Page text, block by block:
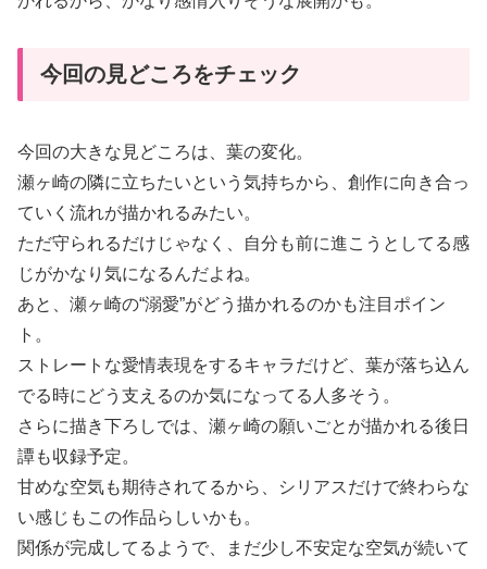
今回の見どころをチェック
今回の大きな見どころは、葉の変化。
瀬ヶ崎の隣に立ちたいという気持ちから、創作に向き合っ
ていく流れが描かれるみたい。
ただ守られるだけじゃなく、自分も前に進こうとしてる感
じがかなり気になるんだよね。
あと、瀬ヶ崎の“溺愛”がどう描かれるのかも注目ポイン
ト。
ストレートな愛情表現をするキャラだけど、葉が落ち込ん
でる時にどう支えるのか気になってる人多そう。
さらに描き下ろしでは、瀬ヶ崎の願いごとが描かれる後日
譚も収録予定。
甘めな空気も期待されてるから、シリアスだけで終わらな
い感じもこの作品らしいかも。
関係が完成してるようで、まだ少し不安定な空気が続いて